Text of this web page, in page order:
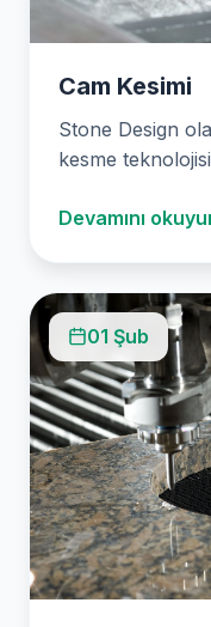
Cam Kesimi
Stone Design
kesme
Devamını
01 Şub